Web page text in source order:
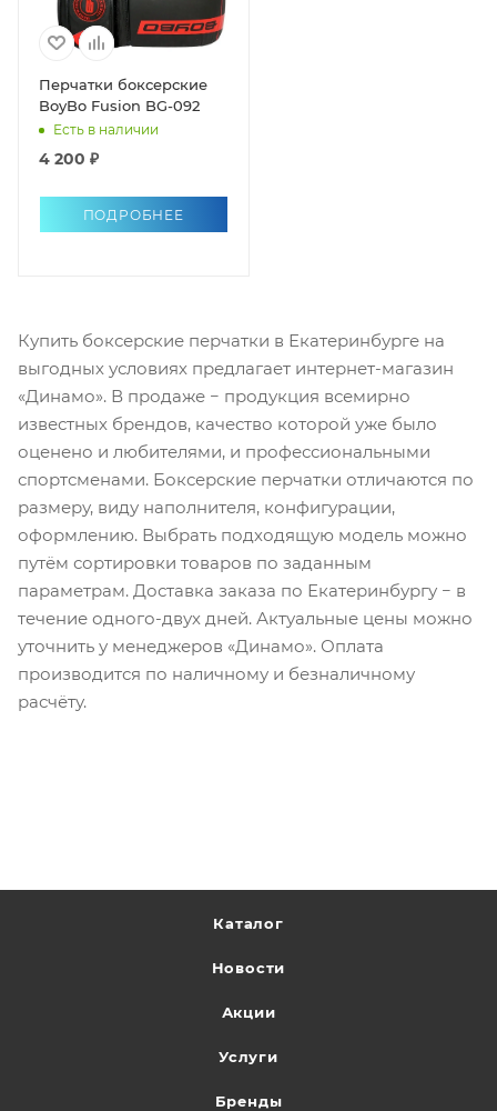
Перчатки боксерские
BoyBo Fusion BG-092
Есть в наличии
4 200 ₽
ПОДРОБНЕЕ
Купить боксерские перчатки в Екатеринбурге на
выгодных условиях предлагает интернет-магазин
«Динамо». В продаже − продукция всемирно
известных брендов, качество которой уже было
оценено и любителями, и профессиональными
спортсменами. Боксерские перчатки отличаются по
размеру, виду наполнителя, конфигурации,
оформлению. Выбрать подходящую модель можно
путём сортировки товаров по заданным
параметрам. Доставка заказа по Екатеринбургу − в
течение одного-двух дней. Актуальные цены можно
уточнить у менеджеров «Динамо». Оплата
производится по наличному и безналичному
расчёту.
Каталог
Новости
Акции
Услуги
Бренды